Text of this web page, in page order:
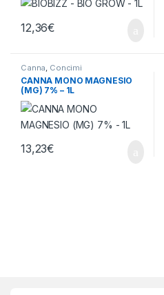
12,36€
Canna, Concimi
CANNA MONO MAGNESIO
(MG) 7% – 1L
13,23€